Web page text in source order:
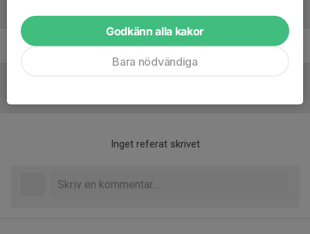
Ledare
Hannes NilssonSpelande tränare
Inget referat skrivet
Godkänn alla kakor
Bara nödvändiga